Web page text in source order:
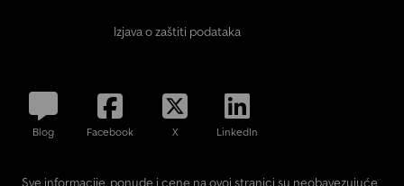
Izjava o zaštiti podataka
Blog Facebook X LinkedIn
Sve informacije, ponude i cene na ovoj stranici su neobavezujuće